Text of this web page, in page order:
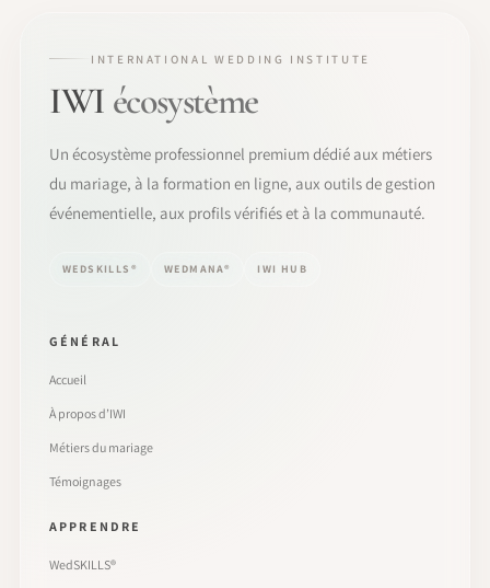
INTERNATIONAL WEDDING INSTITUTE
IWI écosystème
Un écosystème professionnel premium dédié aux métiers
du mariage, à la formation en ligne, aux outils de gestion
événementielle, aux profils vérifiés et à la communauté.
WEDSKILLS® WEDMANA® IWI HUB
GÉNÉRAL
Accueil
À propos d’IWI
Métiers du mariage
Témoignages
APPRENDRE
WedSKILLS®